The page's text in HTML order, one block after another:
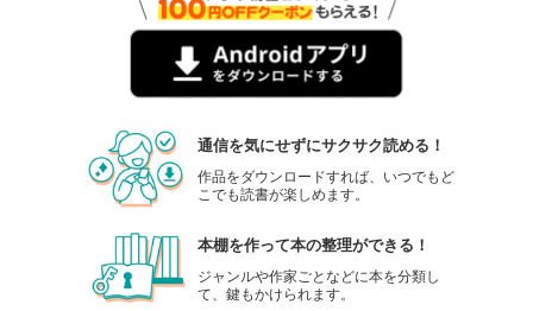
通信を気にせずにサクサク読める！
作品をダウンロードすれば、いつでもど
こでも読書が楽しめます。
本棚を作って本の整理ができる！
ジャンルや作家ごとなどに本を分類し
て、鍵もかけられます。